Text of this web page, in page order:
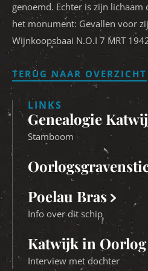
genoemd. Echter is zijn lichaam
het monument: Gevallen voor
Wijnkoopsbaai N.O.I 7 MRT
TERUG NAAR OVERZICHT
LINKS
Genealogie
Stamboom
Poelau Bras
Info over dit schip
Katwijk in Oorlog
Interview met dochter